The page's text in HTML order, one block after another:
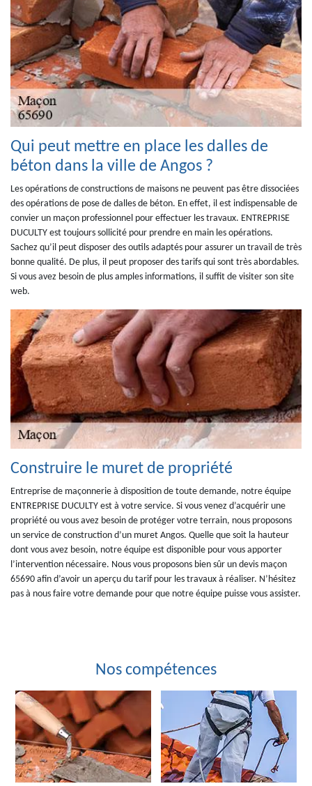
Qui peut mettre en place les dalles de
béton dans la ville de Angos ?
Les opérations de constructions de maisons ne peuvent pas être dissociées
des opérations de pose de dalles de béton. En effet, il est indispensable de
convier un maçon professionnel pour effectuer les travaux. ENTREPRISE
DUCULTY est toujours sollicité pour prendre en main les opérations.
Sachez qu’il peut disposer des outils adaptés pour assurer un travail de très
bonne qualité. De plus, il peut proposer des tarifs qui sont très abordables.
Si vous avez besoin de plus amples informations, il suffit de visiter son site
web.
Construire le muret de propriété
Entreprise de maçonnerie à disposition de toute demande, notre équipe
ENTREPRISE DUCULTY est à votre service. Si vous venez d’acquérir une
propriété ou vous avez besoin de protéger votre terrain, nous proposons
un service de construction d’un muret Angos. Quelle que soit la hauteur
dont vous avez besoin, notre équipe est disponible pour vous apporter
l’intervention nécessaire. Nous vous proposons bien sûr un devis maçon
65690 afin d’avoir un aperçu du tarif pour les travaux à réaliser. N’hésitez
pas à nous faire votre demande pour que notre équipe puisse vous assister.
Nos compétences